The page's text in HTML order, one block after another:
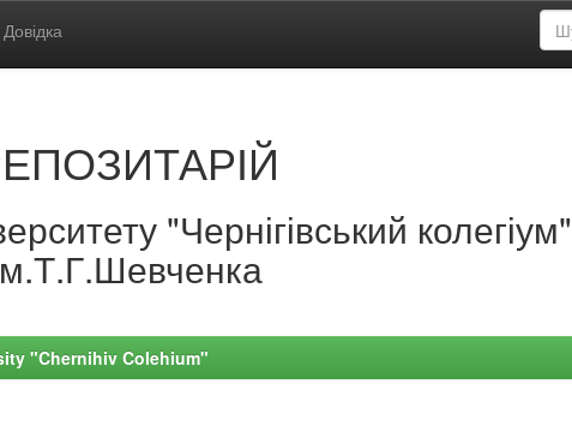
Довідка
"Чернігівський колегіум"
"Chernihiv Colehium"